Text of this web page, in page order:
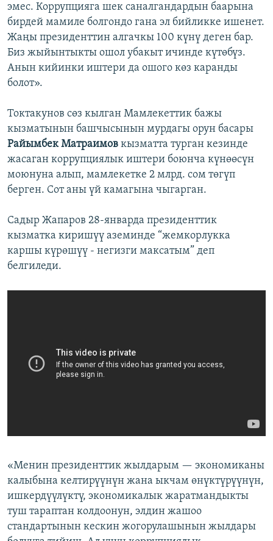
эмес. Коррупцияга шек саналгандардын баарына
бирдей мамиле болгондо гана эл бийликке ишенет.
Жаңы президенттин алгачкы 100 күнү деген бар.
Биз жыйынтыкты ошол убакыт ичинде күтөбүз.
Анын кийинки иштери да ошого көз каранды
болот».
Токтакунов сөз кылган Мамлекеттик бажы
кызматынын башчысынын мурдагы орун басары
Райымбек Матраимов кызматта турган кезинде
жасаган коррупциялык иштери боюнча күнөөсүн
моюнуна алып, мамлекетке 2 млрд. сом төгүп
берген. Сот аны үй камагына чыгарган.
Садыр Жапаров 28-январда президенттик
кызматка киришүү аземинде “жемкорлукка
каршы күрөшүү - негизги максатым” деп
белгиледи.
«Менин президенттик жылдарым — экономиканы
калыбына келтирүүнүн жана ыкчам өнүктүрүүнүн,
ишкердүүлүктү, экономикалык жаратмандыкты
туш тараптан колдоонун, элдин жашоо
стандартынын кескин жогорулашынын жылдары